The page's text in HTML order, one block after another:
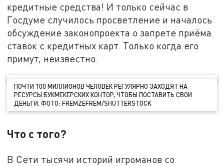
кредитные средства! И только сейчас в
Госдуме случилось просветление и началось
обсуждение законопроекта о запрете приёма
ставок с кредитных карт. Только когда его
примут, неизвестно.
ПОЧТИ 100 МИЛЛИОНОВ ЧЕЛОВЕК РЕГУЛЯРНО ЗАХОДЯТ НА
РЕСУРСЫ БУКМЕКЕРСКИХ КОНТОР, ЧТОБЫ ПОСТАВИТЬ СВОИ
ДЕНЬГИ. ФОТО:FREMZEFREM/SHUTTERSTOCK
Что с того?
В Сети тысячи историй игроманов со